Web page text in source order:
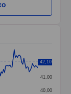
40,00
41,00
42,00
42,10